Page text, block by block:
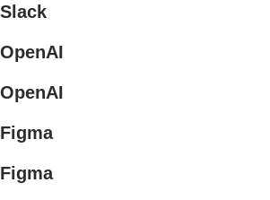
Slack
OpenAI
OpenAI
Figma
Figma